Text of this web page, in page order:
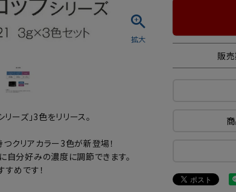
ーズ」3色をリリース。
クリアカラー3色が新登場！
自分好みの濃度に調節できます。
めです！
販